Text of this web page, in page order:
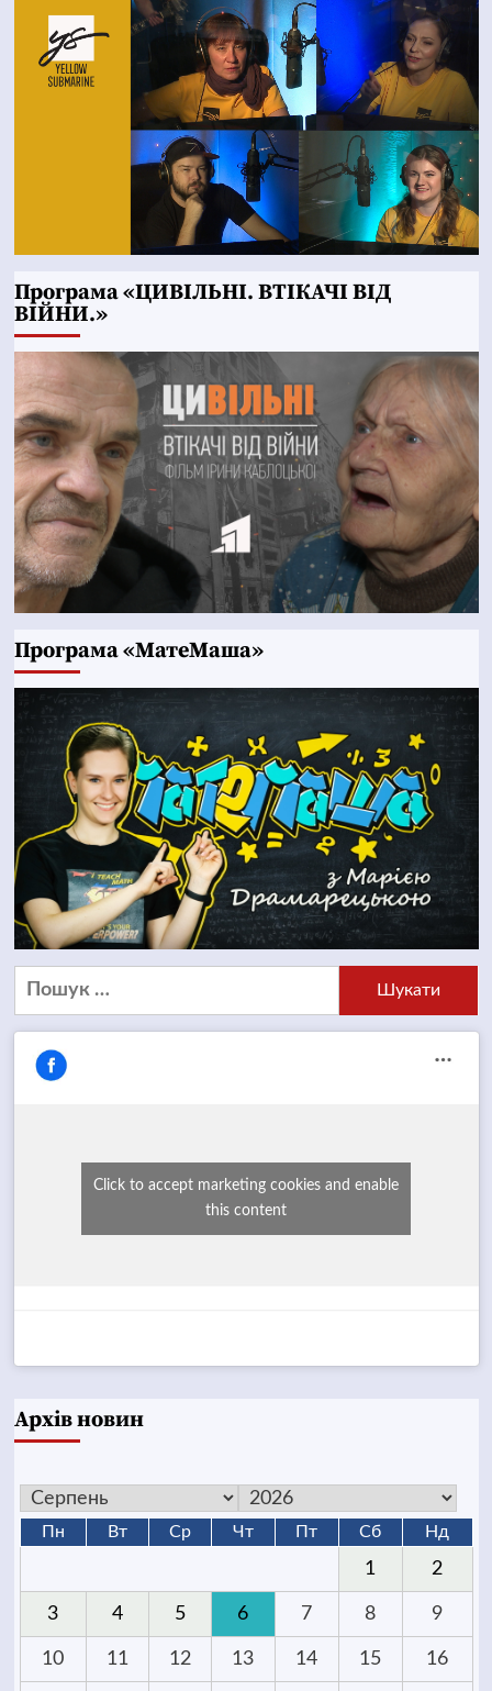
Програма «ЦИВІЛЬНІ. ВТІКАЧІ ВІД
ВІЙНИ.»
Програма «МатеМаша»
Пошук:
Click to accept marketing cookies and enable
this content
Архів новин
Пн Вт Ср Чт Пт Сб Нд
1 2
3 4 5 6 7 8 9
10 11 12 13 14 15 16